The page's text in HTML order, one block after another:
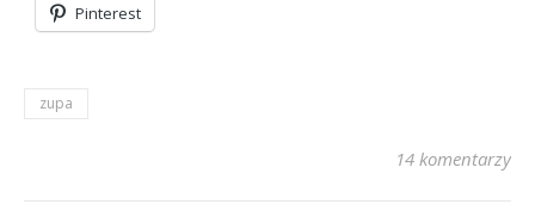
Pinterest
zupa
14 komentarzy